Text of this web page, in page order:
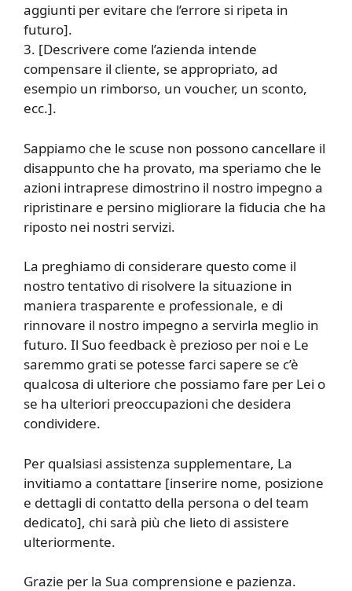
aggiunti per evitare che l’errore si ripeta in
futuro].
3. [Descrivere come l’azienda intende
compensare il cliente, se appropriato, ad
esempio un rimborso, un voucher, un sconto,
ecc.].
Sappiamo che le scuse non possono cancellare il
disappunto che ha provato, ma speriamo che le
azioni intraprese dimostrino il nostro impegno a
ripristinare e persino migliorare la fiducia che ha
riposto nei nostri servizi.
La preghiamo di considerare questo come il
nostro tentativo di risolvere la situazione in
maniera trasparente e professionale, e di
rinnovare il nostro impegno a servirla meglio in
futuro. Il Suo feedback è prezioso per noi e Le
saremmo grati se potesse farci sapere se c’è
qualcosa di ulteriore che possiamo fare per Lei o
se ha ulteriori preoccupazioni che desidera
condividere.
Per qualsiasi assistenza supplementare, La
invitiamo a contattare [inserire nome, posizione
e dettagli di contatto della persona o del team
dedicato], chi sarà più che lieto di assistere
ulteriormente.
Grazie per la Sua comprensione e pazienza.